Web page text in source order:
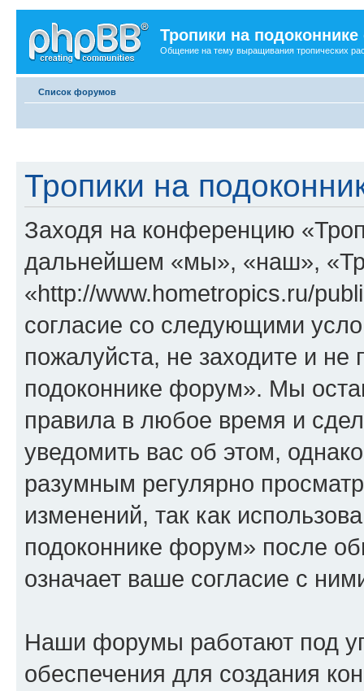
Тропики на
Общение на тему выращивания тропических
Список форумов
Тропики на
Заходя на конференцию
дальнейшем «мы», «наш»,
«http://www.hometropics.ru/
согласие со следующими
пожалуйста, не заходите и
подоконнике форум». Мы
правила в любое время и
уведомить вас об этом,
разумным регулярно
изменений, так как
подоконнике форум» после
означает ваше согласие с
Наши форумы работают под
обеспечения для создания